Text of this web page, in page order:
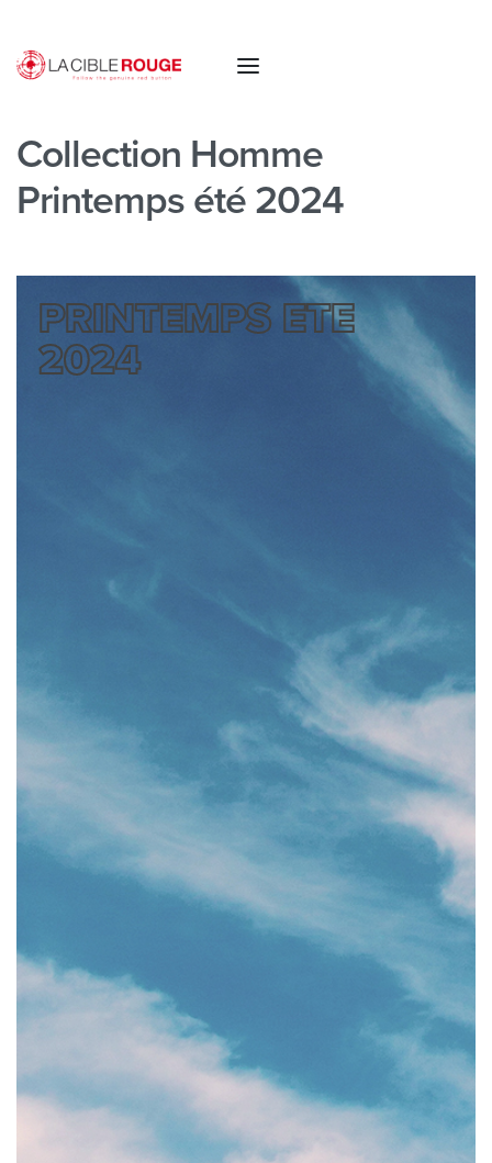
Collection Homme
Printemps été 2024
PRINTEMPS ETE
2024